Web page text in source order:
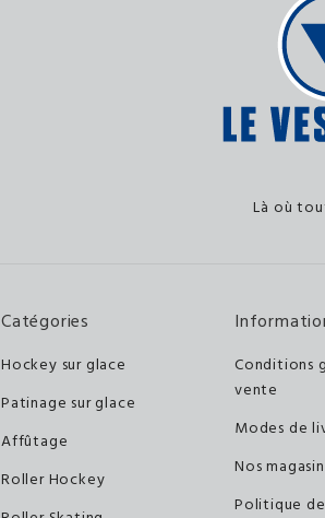
Là où
Catégories
Hockey sur glace
Patinage sur glace
Affûtage
Roller Hockey
Conditions
vente
Modes de
Nos
Politique de